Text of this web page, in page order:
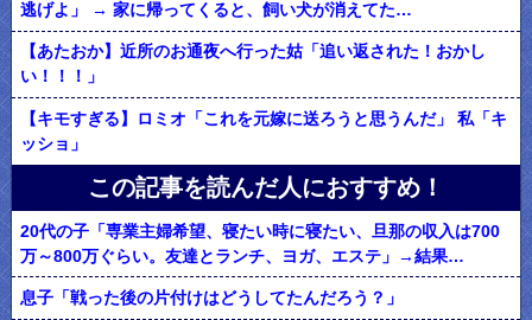
逃げよ」 → 家に帰ってくると、飼い犬が消えてた…
【あたおか】近所のお通夜へ行った姑「追い返された！おかし
い！！！」
【キモすぎる】ロミオ「これを元嫁に送ろうと思うんだ」 私「キ
ッショ」
この記事を読んだ人におすすめ！
20代の子「専業主婦希望、寝たい時に寝たい、旦那の収入は700
万～800万ぐらい。友達とランチ、ヨガ、エステ」→結果…
息子「戦った後の片付けはどうしてたんだろう？」